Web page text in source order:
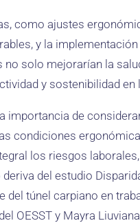
como ajustes
y la
solo mejorarían la
y sostenibilidad en
importancia de
condiciones
los riesgos
del estudio
del túnel carpiano en
OESST y Mayra